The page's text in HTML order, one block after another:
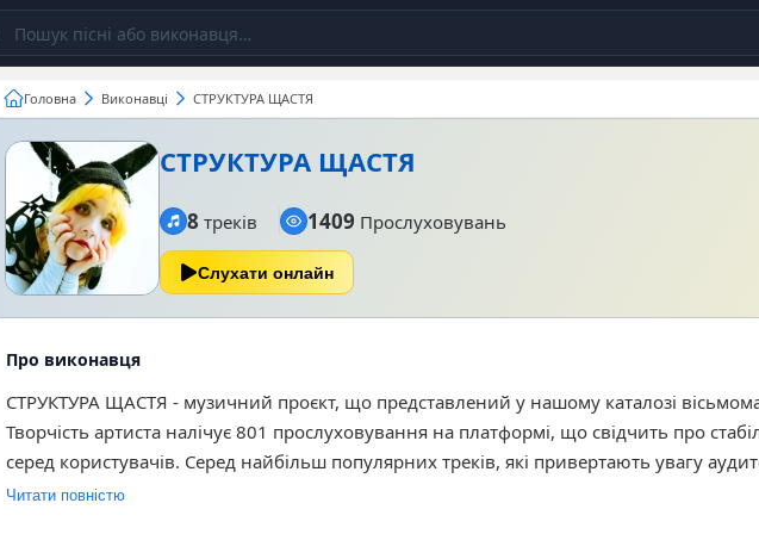
Головна Виконавці СТРУКТУРА ЩАСТЯ
СТРУКТУРА ЩАСТЯ
8 треків 1409 Прослуховувань
Слухати онлайн
Про виконавця
СТРУКТУРА ЩАСТЯ - музичний проєкт, що представлений у нашому каталозі
Творчість артиста налічує 801 прослуховування на платформі, що свідчить про
серед користувачів. Серед найбільш популярних треків, які привертають увагу
виділити «Силуети», «Трохи про нас» та «СИСТЕМА». Музика виконавця
Читати повністю